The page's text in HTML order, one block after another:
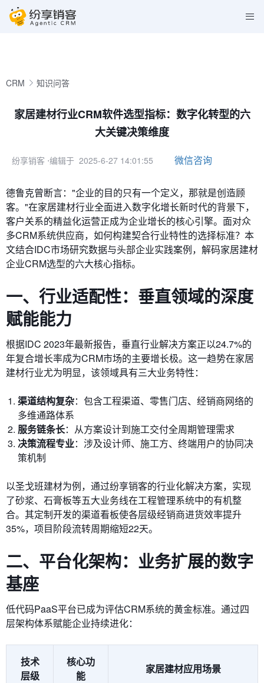
CRM 知识问答
家居建材行业CRM软件选型指标：数字化转型的六
大关键决策维度
纷享销客 ⋅编辑于 2025-6-27 14:01:55 微信咨询
德鲁克曾断言："企业的目的只有一个定义，那就是创造顾
客。"在家居建材行业全面进入数字化增长新时代的背景下，
客户关系的精益化运营正成为企业增长的核心引擎。面对众
多CRM系统供应商，如何构建契合行业特性的选择标准？本
文结合IDC市场研究数据与头部企业实践案例，解码家居建材
企业CRM选型的六大核心指标。
一、行业适配性：垂直领域的深度
赋能能力
根据IDC 2023年最新报告，垂直行业解决方案正以24.7%的
年复合增长率成为CRM市场的主要增长极。这一趋势在家居
建材行业尤为明显，该领域具有三大业务特性：
渠道结构复杂：包含工程渠道、零售门店、经销商网络的
多维通路体系
服务链条长：从方案设计到施工交付全周期管理需求
决策流程专业：涉及设计师、施工方、终端用户的协同决
策机制
以圣戈班建材为例，通过纷享销客的行业化解决方案，实现
了砂浆、石膏板等五大业务线在工程管理系统中的有机整
合。其定制开发的渠道看板使各层级经销商进货效率提升
35%，项目阶段流转周期缩短22天。
二、平台化架构：业务扩展的数字
基座
低代码PaaS平台已成为评估CRM系统的黄金标准。通过四
层架构体系赋能企业持续进化：
技术
层级
核心功
能
家居建材应用场景